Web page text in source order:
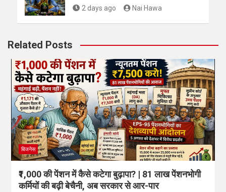
2 days ago Nai Hawa
Related Posts
बिजनेस
₹1,000 की पेंशन में कैसे कटेगा बुढ़ापा? | 81 लाख पेंशनभोगी
कर्मियों की बढ़ी बेचैनी, अब सरकार से आर-पार